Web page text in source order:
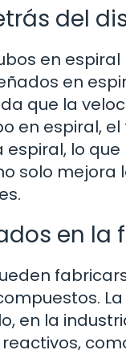
del
en
en
que la
en espiral,
espiral, lo
solo
en la
en la